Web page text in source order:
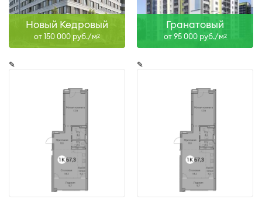
Новый Кедровый
от 150 000 руб./м2
Гранатовый
от 95 000 руб./м2
✎ ✎